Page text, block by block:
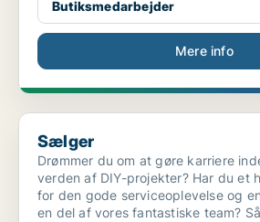
Butiksmedarbejder
Mere info
Sælger
Sælger
Drømmer du om at gøre karriere
verden af DIY-projekter? Har du et
for den gode serviceoplevelse og
en del af vores fantastiske team?